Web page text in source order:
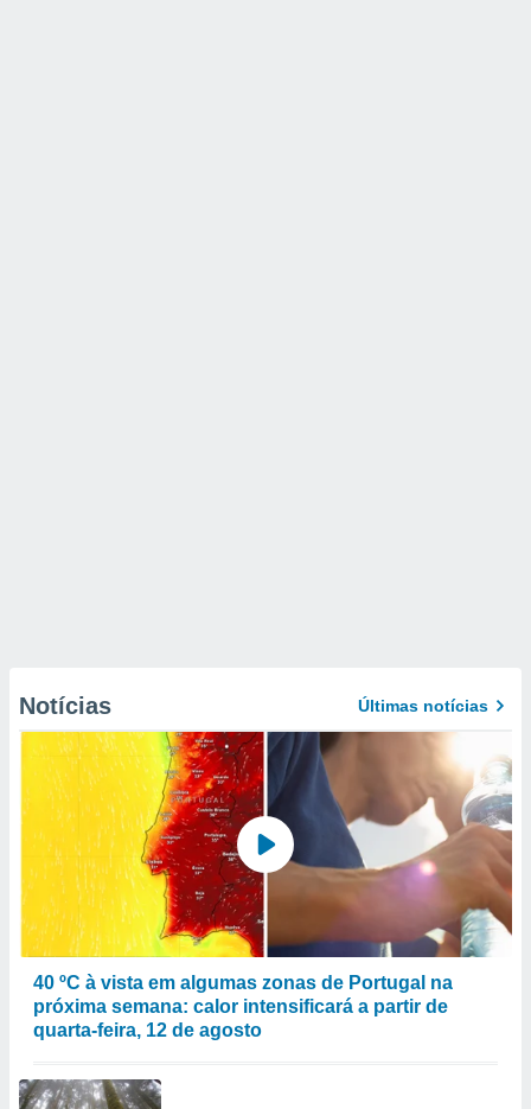
Notícias Últimas notícias
40 ºC à vista em algumas zonas de Portugal na
próxima semana: calor intensificará a partir de
quarta-feira, 12 de agosto